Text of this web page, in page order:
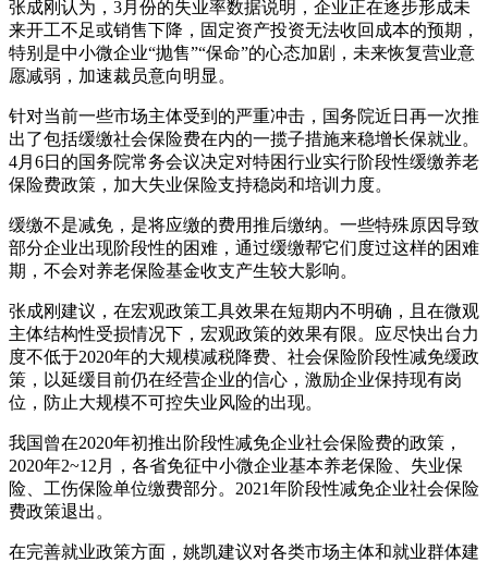
张成刚认为，3月份的失业率数据说明，企业正在逐步形成未
来开工不足或销售下降，固定资产投资无法收回成本的预期，
特别是中小微企业“抛售”“保命”的心态加剧，未来恢复营业意
愿减弱，加速裁员意向明显。
针对当前一些市场主体受到的严重冲击，国务院近日再一次推
出了包括缓缴社会保险费在内的一揽子措施来稳增长保就业。
4月6日的国务院常务会议决定对特困行业实行阶段性缓缴养老
保险费政策，加大失业保险支持稳岗和培训力度。
缓缴不是减免，是将应缴的费用推后缴纳。一些特殊原因导致
部分企业出现阶段性的困难，通过缓缴帮它们度过这样的困难
期，不会对养老保险基金收支产生较大影响。
张成刚建议，在宏观政策工具效果在短期内不明确，且在微观
主体结构性受损情况下，宏观政策的效果有限。应尽快出台力
度不低于2020年的大规模减税降费、社会保险阶段性减免缓政
策，以延缓目前仍在经营企业的信心，激励企业保持现有岗
位，防止大规模不可控失业风险的出现。
我国曾在2020年初推出阶段性减免企业社会保险费的政策，
2020年2~12月，各省免征中小微企业基本养老保险、失业保
险、工伤保险单位缴费部分。2021年阶段性减免企业社会保险
费政策退出。
在完善就业政策方面，姚凯建议对各类市场主体和就业群体建